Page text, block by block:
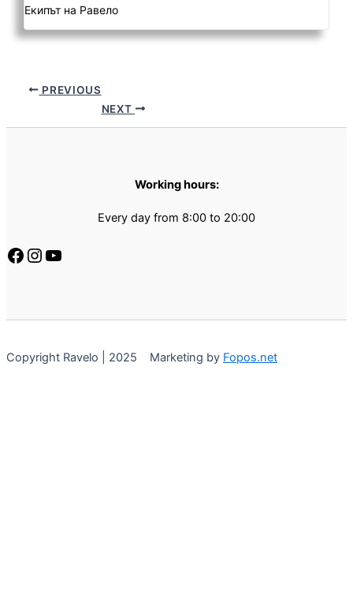
Екипът на Равело
PREVIOUS
NEXT
Working hours:
Every day from 8:00 to 20:00
Copyright Ravelo | 2025 Marketing by Fopos.net